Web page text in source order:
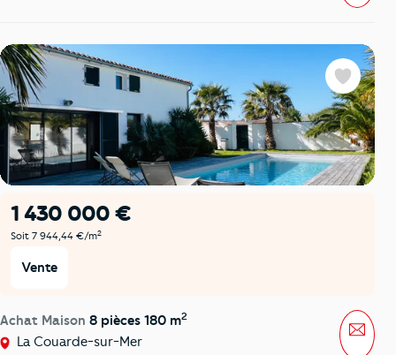
1 430 000 €
Soit 7 944,44 €/m2
Vente
Achat Maison 8 pièces 180 m2
La Couarde-sur-Mer
Favoris